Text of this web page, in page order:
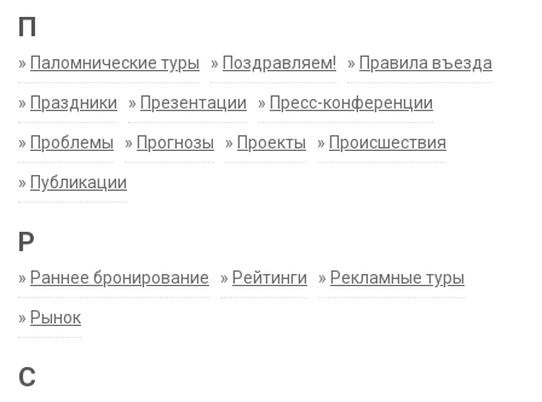
П
» Паломнические туры » Поздравляем! » Правила въезда
» Праздники » Презентации » Пресс-конференции
» Проблемы » Прогнозы » Проекты » Происшествия
» Публикации
Р
» Раннее бронирование » Рейтинги » Рекламные туры
» Рынок
С